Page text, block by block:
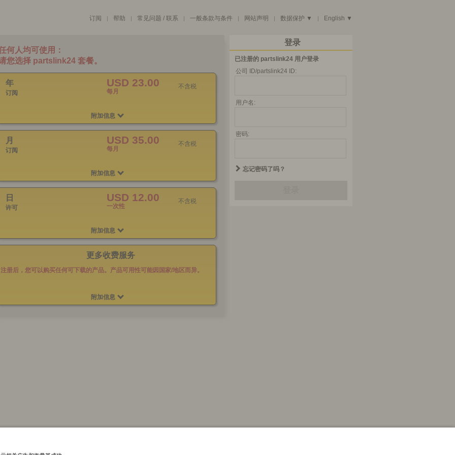
订阅 | 帮助 | 常见问题 / 联系 | 一般条款与条件 | 网站声明 | 数据保护 ▼ | English ▼
年
订阅
USD 23.00
每月
不含税
附加信息
月
订阅
USD 35.00
每月
不含税
附加信息
日
许可
USD 12.00
一次性
不含税
附加信息
更多收费服务
注册后，您可以购买任何可下载的产品。产品可用性可能因国家/地区而异。
附加信息
登录
已注册的 partslink24 用户登录
公司 ID/partslink24 ID:
用户名:
密码:
忘记密码了吗？